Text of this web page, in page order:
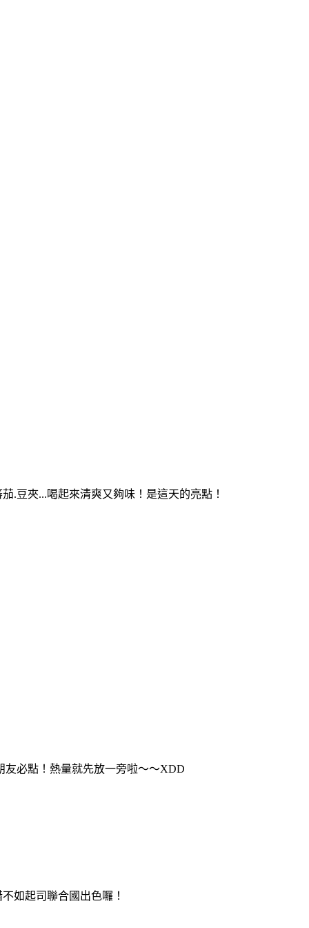
.豆夾...喝起來清爽又夠味！是這天的亮點！
友必點！熱量就先放一旁啦～～XDD
如起司聯合國出色囉！